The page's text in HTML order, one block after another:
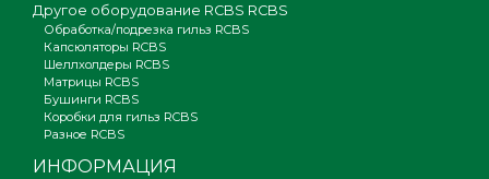
Другое оборудование RCBS RCBS
Обработка/подрезка гильз RCBS
Капсюляторы RCBS
Шеллхолдеры RCBS
Матрицы RCBS
Бушинги RCBS
Коробки для гильз RCBS
Разное RCBS
ИНФОРМАЦИЯ